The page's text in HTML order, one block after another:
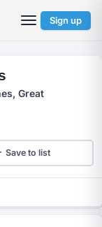
Sign up
Great
Save to list